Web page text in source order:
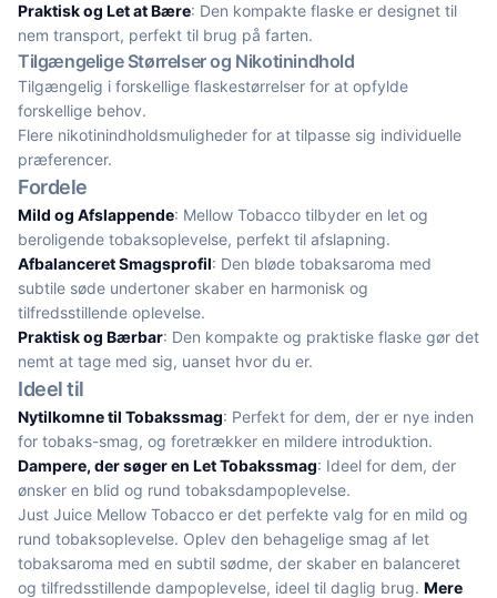
Praktisk og Let at Bære: Den kompakte flaske er designet til
nem transport, perfekt til brug på farten.
Tilgængelige Størrelser og Nikotinindhold
Tilgængelig i forskellige flaskestørrelser for at opfylde
forskellige behov.
Flere nikotinindholdsmuligheder for at tilpasse sig individuelle
præferencer.
Fordele
Mild og Afslappende: Mellow Tobacco tilbyder en let og
beroligende tobaksoplevelse, perfekt til afslapning.
Afbalanceret Smagsprofil: Den bløde tobaksaroma med
subtile søde undertoner skaber en harmonisk og
tilfredsstillende oplevelse.
Praktisk og Bærbar: Den kompakte og praktiske flaske gør det
nemt at tage med sig, uanset hvor du er.
Ideel til
Nytilkomne til Tobakssmag: Perfekt for dem, der er nye inden
for tobaks-smag, og foretrækker en mildere introduktion.
Dampere, der søger en Let Tobakssmag: Ideel for dem, der
ønsker en blid og rund tobaksdampoplevelse.
Just Juice Mellow Tobacco er det perfekte valg for en mild og
rund tobaksoplevelse. Oplev den behagelige smag af let
tobaksaroma med en subtil sødme, der skaber en balanceret
og tilfredsstillende dampoplevelse, ideel til daglig brug. Mere